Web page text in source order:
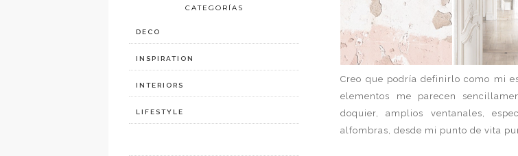
Creo que podría definirlo como mi
elementos me parecen
doquier, amplios ventanales,
alfombras, desde mi punto de vita
CATEGORÍAS
DECO
INSPIRATION
INTERIORS
LIFESTYLE